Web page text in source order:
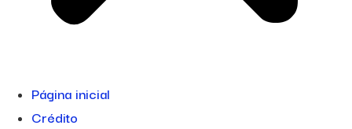
Página inicial
Crédito